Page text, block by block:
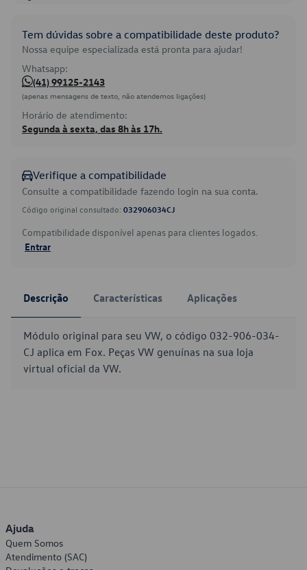
Tem dúvidas sobre a compatibilidade deste produto?
Nossa equipe especializada está pronta para ajudar!
Whatsapp:
(41) 99125-2143
(apenas mensagens de texto, não atendemos ligações)
Horário de atendimento:
Segunda à sexta, das 8h às 17h.
Verifique a compatibilidade
Consulte a compatibilidade fazendo login na sua conta.
Código original consultado: 032906034CJ
Compatibilidade disponível apenas para clientes logados.
Entrar
Descrição Características Aplicações
Módulo original para seu VW, o código 032-906-034-
CJ aplica em Fox. Peças VW genuínas na sua loja
virtual oficial da VW.
Ajuda
Quem Somos
Atendimento (SAC)